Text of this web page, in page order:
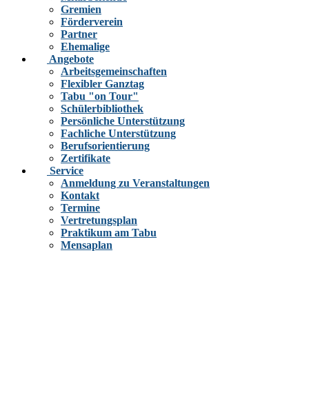
Gremien
Förderverein
Partner
Ehemalige
Angebote
Arbeitsgemeinschaften
Flexibler Ganztag
Tabu "on Tour"
Schülerbibliothek
Persönliche Unterstützung
Fachliche Unterstützung
Berufsorientierung
Zertifikate
Service
Anmeldung zu Veranstaltungen
Kontakt
Termine
Vertretungsplan
Praktikum am Tabu
Mensaplan